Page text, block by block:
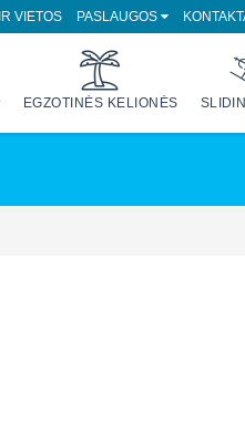
VIETOS PASLAUGOS
EGZOTINĖS KELIONĖS